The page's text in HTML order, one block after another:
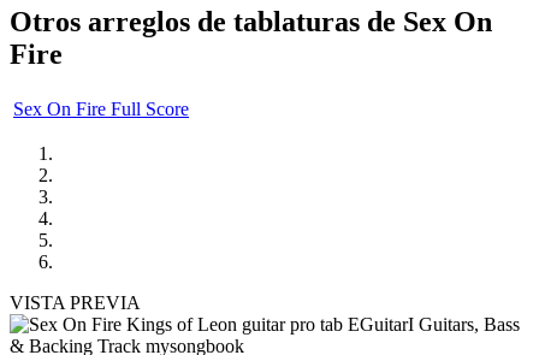
Otros arreglos de tablaturas de Sex On
Fire
Sex On Fire Full Score
VISTA PREVIA